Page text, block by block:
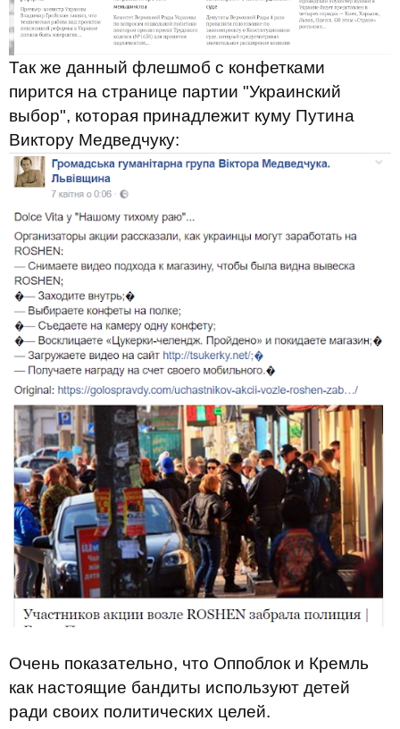
Так же данный флешмоб с конфетками
пирится на странице партии "Украинский
выбор", которая принадлежит куму Путина
Виктору Медведчуку:
Очень показательно, что Оппоблок и Кремль
как настоящие бандиты используют детей
ради своих политических целей.